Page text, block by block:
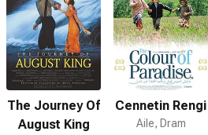
Kelebekler devam filmi var mı?
Hayır. Kelebekler için devam filmi
The Journey Of
August King
Cennetin Rengi
Aile, Dram